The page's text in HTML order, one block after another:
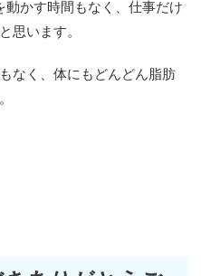
動かす時間もなく、仕事だけ
思います。
なく、体にもどんどん脂肪